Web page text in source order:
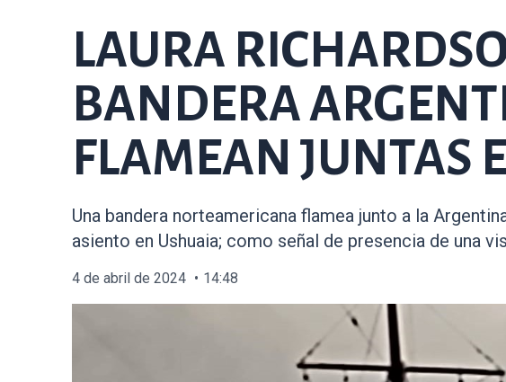
LAURA
BANDERA
FLAMEAN JUNTAS
Una bandera norteamericana flamea junto a la
asiento en Ushuaia; como señal de presencia de una
4 de abril de 2024 14:48